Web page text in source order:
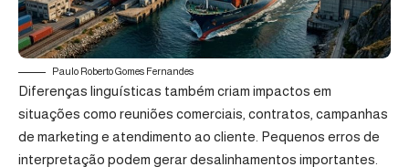
Paulo Roberto Gomes Fernandes
Diferenças linguísticas também criam impactos em
situações como reuniões comerciais, contratos, campanhas
de marketing e atendimento ao cliente. Pequenos erros de
interpretação podem gerar desalinhamentos importantes.